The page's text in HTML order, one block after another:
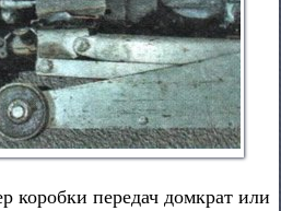
коробки передач домкрат или